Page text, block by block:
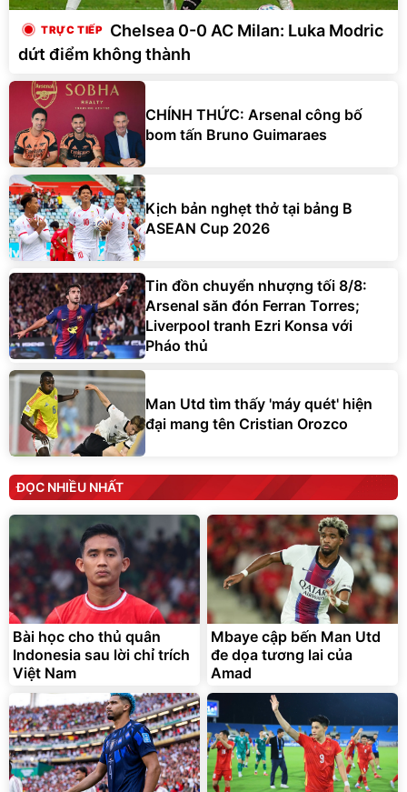
Chelsea 0-0 AC Milan: Luka Modric
dứt điểm không thành
CHÍNH THỨC: Arsenal công bố
bom tấn Bruno Guimaraes
Kịch bản nghẹt thở tại bảng B
ASEAN Cup 2026
Tin đồn chuyển nhượng tối 8/8:
Arsenal săn đón Ferran Torres;
Liverpool tranh Ezri Konsa với
Pháo thủ
Man Utd tìm thấy 'máy quét' hiện
đại mang tên Cristian Orozco
ĐỌC NHIỀU NHẤT
Bài học cho thủ quân
Indonesia sau lời chỉ trích
Việt Nam
Mbaye cập bến Man Utd
đe dọa tương lai của
Amad